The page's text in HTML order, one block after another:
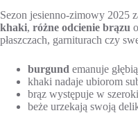
Sezon jesienno-zimowy 2025
khaki, różne odcienie brązu
płaszczach, garniturach czy
burgund emanuje
khaki nadaje ubiorom
brąz występuje w
beże urzekają swoją